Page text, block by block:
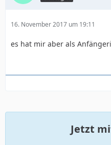
color:#000;
margin-left:10px;
16. November 2017 um 19:11
es hat mir aber als
Jetzt